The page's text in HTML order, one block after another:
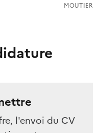
MOUTIER
l'envoi du CV